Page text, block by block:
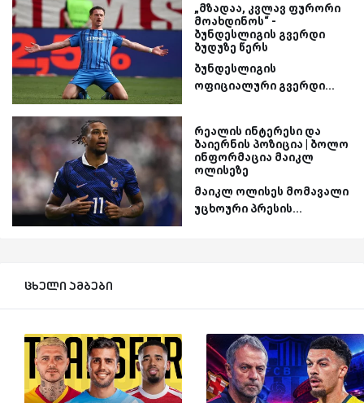
„მზადაა, კვლავ ფურორი
მოახდინოს“ -
ბუნდესლიგის გვერდი
ბუდუზე წერს
ბუნდესლიგის
ოფიციალური გვერდი...
რეალის ინტერესი და
ბაიერნის პოზიცია | ბოლო
ინფორმაცია მაიკლ
ოლისეზე
მაიკლ ოლისეს მომავალი
უცხოური პრესის...
ცხელი ამბები